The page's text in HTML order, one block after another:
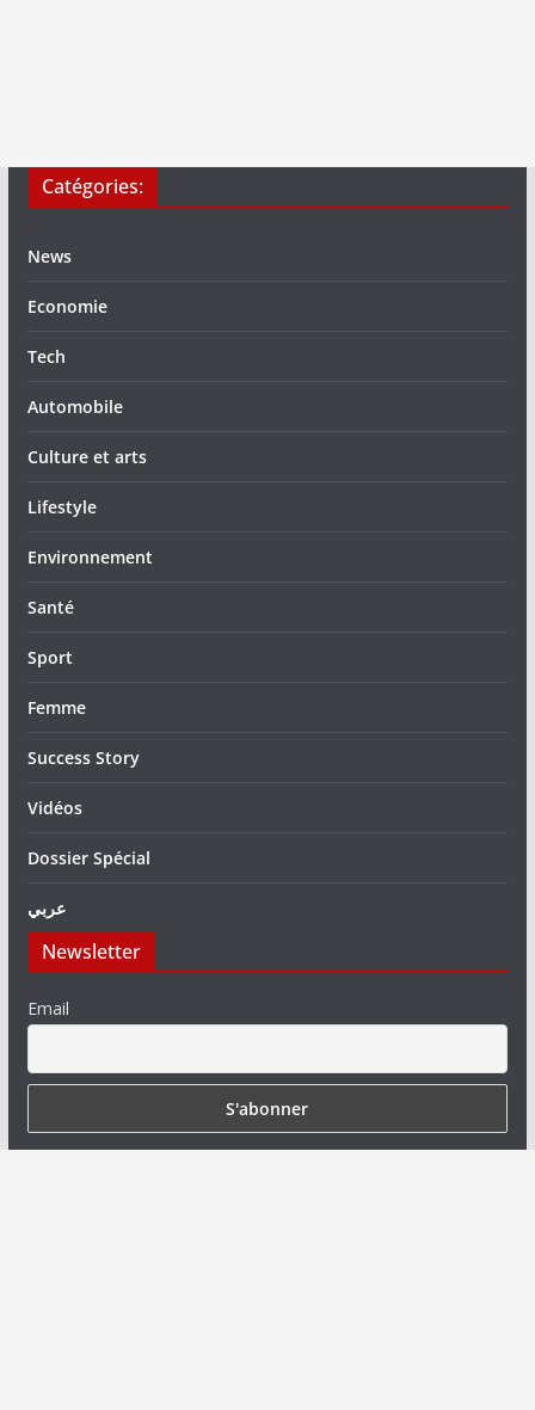
Catégories:
News
Economie
Tech
Automobile
Culture et arts
Lifestyle
Environnement
Santé
Sport
Femme
Success Story
Vidéos
Dossier Spécial
عربي
Newsletter
Email